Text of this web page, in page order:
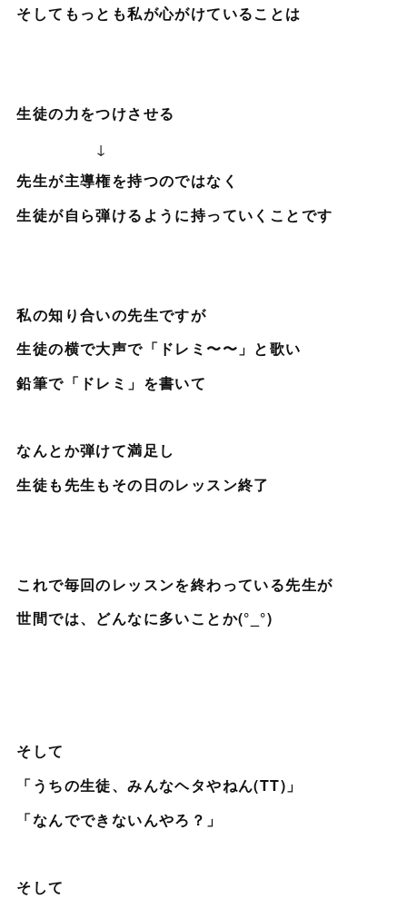
そしてもっとも私が心がけていることは
生徒の力をつけさせる
↓
先生が主導権を持つのではなく
生徒が自ら弾けるように持っていくことです
私の知り合いの先生ですが
生徒の横で大声で「ドレミ〜〜」と歌い
鉛筆で「ドレミ」を書いて
なんとか弾けて満足し
生徒も先生もその日のレッスン終了
これで毎回のレッスンを終わっている先生が
世間では、どんなに多いことか(°_°)
そして
「うちの生徒、みんなヘタやねん(TT)」
「なんでできないんやろ？」
そして